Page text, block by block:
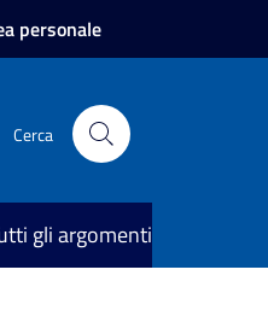
personale
Cerca
gli argomenti